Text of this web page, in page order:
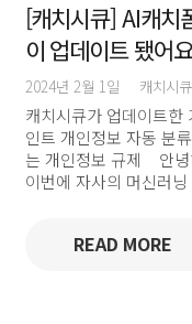
[캐치시큐] AI캐치
이 업데이트 됐어
2024년 2월 1일 캐치시
캐치시큐가 업데이트한
인트 개인정보 자동 분
는 개인정보 규제 안녕
이번에 자사의 머신러
READ MORE